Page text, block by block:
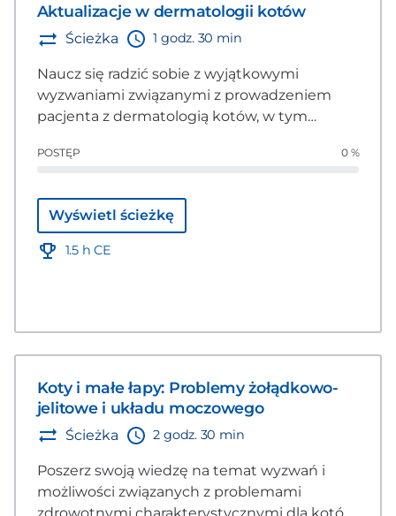
Aktualizacje w dermatologii kotów
Ścieżka 1 godz. 30 min
Naucz się radzić sobie z wyjątkowymi
wyzwaniami związanymi z prowadzeniem
pacjenta z dermatologią kotów, w tym
leczenia oraz kwestii specyficznych dla
sytuacjami związanymi ze skierowaniem do
specjalisty.
POSTĘP 0 %
Wyświetl ścieżkę
1.5 h CE
Koty i małe łapy: Problemy żołądkowo-
jelitowe i układu moczowego
Ścieżka 2 godz. 30 min
Poszerz swoją wiedzę na temat wyzwań i
możliwości związanych z problemami
zdrowotnymi charakterystycznymi dla kotów